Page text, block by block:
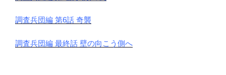
調査兵団編 第6話 奇襲
調査兵団編 最終話 壁の向こう側へ